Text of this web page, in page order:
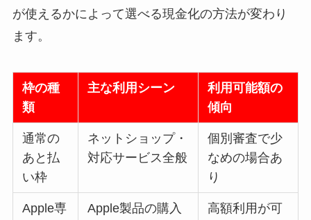
が使えるかによって選べる現金化の方法が変わり
ます。
枠の種
類
主な利用シーン
利用可能額の
傾向
通常の
あと払
い枠
ネットショップ・
対応サービス全般
個別審査で少
なめの場合あ
り
Apple専
Apple製品の購入
高額利用が可